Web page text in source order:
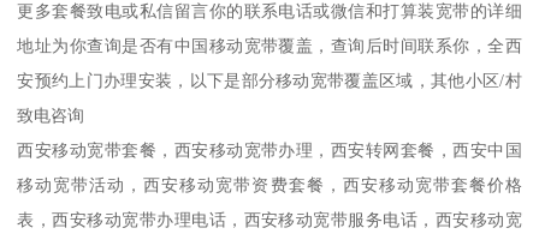
更多套餐致电或私信留言你的联系电话或微信和打算装宽带的详细
地址为你查询是否有中国移动宽带覆盖，查询后时间联系你，全西
安预约上门办理安装，以下是部分移动宽带覆盖区域，其他小区/村
致电咨询
西安移动宽带套餐，西安移动宽带办理，西安转网套餐，西安中国
移动宽带活动，西安移动宽带资费套餐，西安移动宽带套餐价格
表，西安移动宽带办理电话，西安移动宽带服务电话，西安移动宽